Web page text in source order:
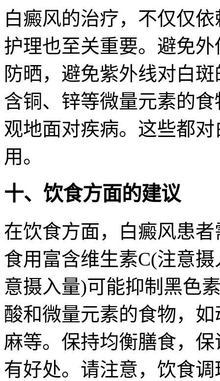
白癜风的治疗，不仅仅
护理也至关重要。避免
防晒，避免紫外线对白
含铜、锌等微量元素的
观地面对疾病。这些都
用。
十、饮食方面的建议
在饮食方面，白癜风患
食用富含维生素C(注意
意摄入量)可能抑制黑色
酸和微量元素的食物，
麻等。保持均衡膳食，
有好处。请注意，饮食